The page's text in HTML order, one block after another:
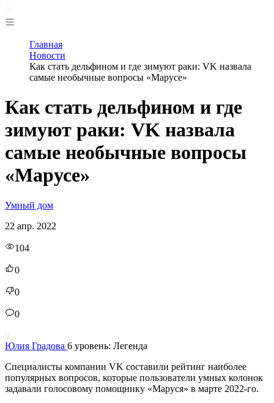
Главная
Новости
Как стать дельфином и где зимуют раки: VK назвала
самые необычные вопросы «Марусе»
Как стать дельфином и где
зимуют раки: VK назвала
самые необычные вопросы
«Марусе»
Умный дом
22 апр. 2022
104
0
0
0
Юлия Градова 6 уровень: Легенда
Специалисты компании VK составили рейтинг наиболее
популярных вопросов, которые пользователи умных колонок
задавали голосовому помощнику «Маруся» в марте 2022-го.